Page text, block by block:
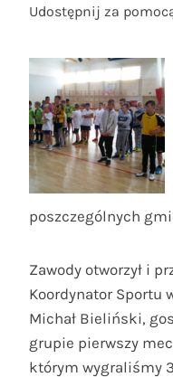
Udostępnij za
poszczególnych
Zawody otworzył i
Koordynator Sportu
Michał Bieliński,
grupie pierwszy
którym wygraliśmy